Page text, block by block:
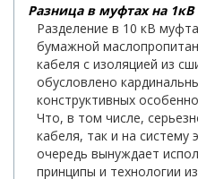
Разница в муфтах на 1кВ
Разделение в 10 кВ
бумажной
кабеля с изоляцией из
обусловлено
конструктивных
Что, в том числе,
кабеля, так и на систему
очередь вынуждает
принципы и технологии